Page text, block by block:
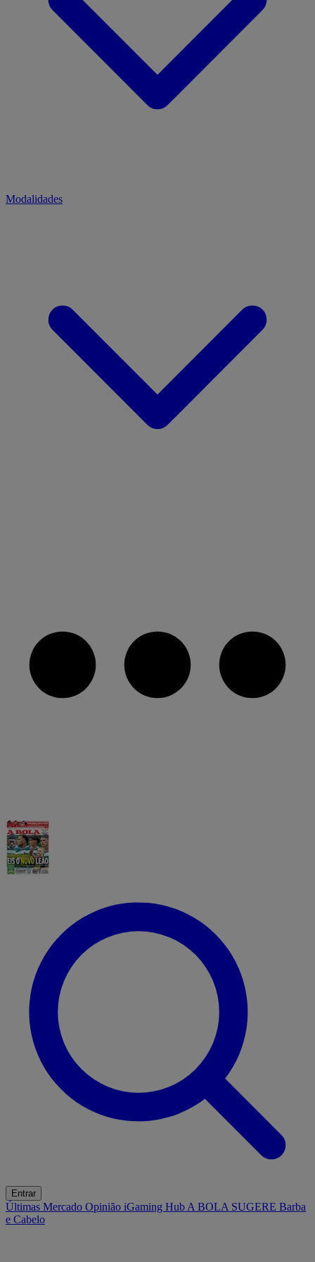
Modalidades
Entrar
Últimas Mercado Opinião iGaming Hub A BOLA SUGERE Barba
e Cabelo